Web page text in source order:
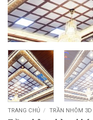
TRANG CHỦ / TRẦN NHÔM 3D